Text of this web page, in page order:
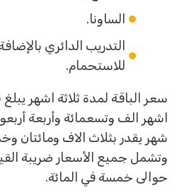
الساونا.
التدريب الدائري
للاستحمام.
اشهر الف وتسعمائة وأربعة أربعون
شهر يقدر بثلاث الاف ومائتان
وتشمل جميع الأسعار ضريبة
حوالى خمسة في المائة.